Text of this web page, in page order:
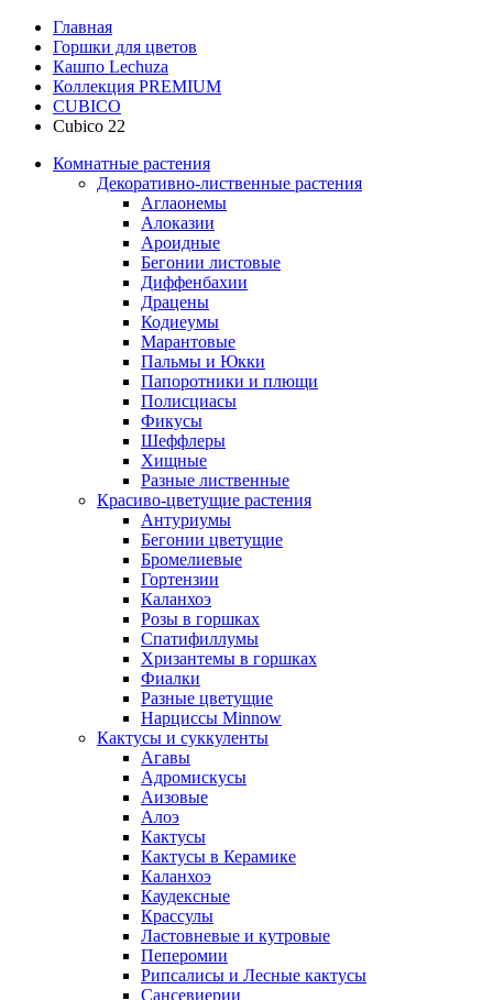
Главная
Горшки для цветов
Кашпо Lechuza
Коллекция PREMIUM
CUBICO
Cubico 22
Комнатные растения
Декоративно-лиственные растения
Аглаонемы
Алоказии
Ароидные
Бегонии листовые
Диффенбахии
Драцены
Кодиеумы
Марантовые
Пальмы и Юкки
Папоротники и плющи
Полисциасы
Фикусы
Шеффлеры
Хищные
Разные лиственные
Красиво-цветущие растения
Антуриумы
Бегонии цветущие
Бромелиевые
Гортензии
Каланхоэ
Розы в горшках
Спатифиллумы
Хризантемы в горшках
Фиалки
Разные цветущие
Нарциссы Minnow
Кактусы и суккуленты
Агавы
Адромискусы
Аизовые
Алоэ
Кактусы
Кактусы в Керамике
Каланхоэ
Каудексные
Крассулы
Ластовневые и кутровые
Пеперомии
Рипсалисы и Лесные кактусы
Сансевиерии